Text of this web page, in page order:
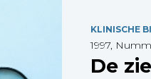
KLINISCHE
1997,
De